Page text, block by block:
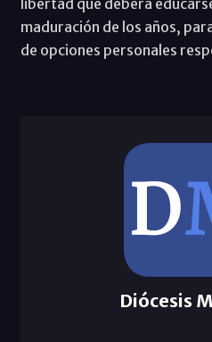
maduración de los años,
de opciones personales
Diócesis